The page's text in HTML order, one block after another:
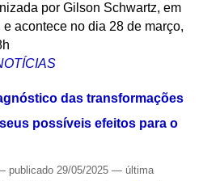
por Gilson Schwartz, em
acontece no dia 28 de março,
das transformações
possíveis efeitos para o
publicado29/05/2025 — última